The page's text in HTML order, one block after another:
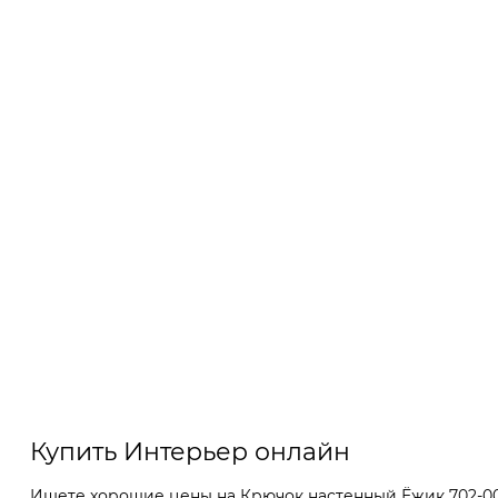
Купить Интерьер онлайн